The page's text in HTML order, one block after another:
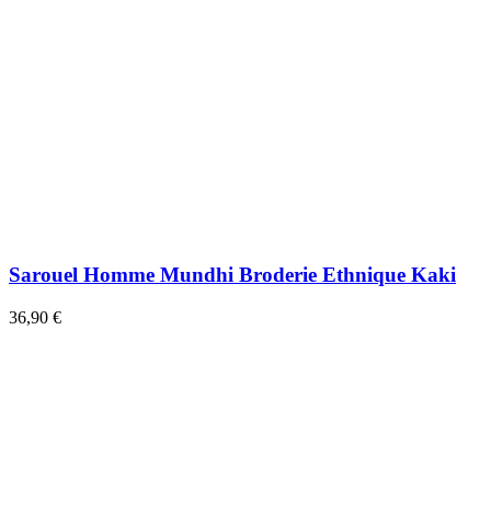
Sarouel Homme Mundhi Broderie Ethnique Kaki
36,90 €